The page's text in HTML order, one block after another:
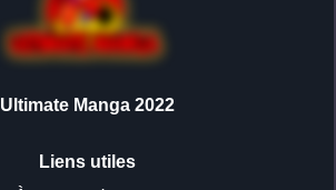
Ultimate Manga 2022
Liens utiles